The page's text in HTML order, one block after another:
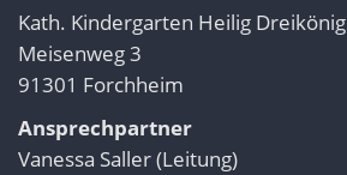
Kath. Kindergarten Heilig Dreikönig
Meisenweg 3
91301 Forchheim
Ansprechpartner
Vanessa Saller (Leitung)